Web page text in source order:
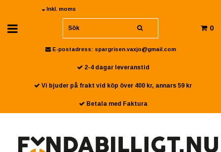
Inkl. moms
0
E-postadress: spargrisen.vaxjo@gmail.com
2-4 dagar leveranstid
Vi bjuder på frakt vid köp över 400 kr, annars 59 kr
Betala med Faktura